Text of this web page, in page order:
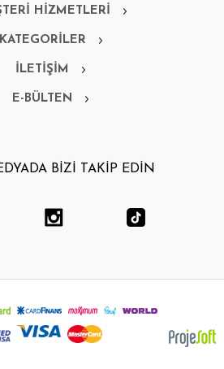
HİZMETLERİ
KATEGORİLER
İLETİŞİM
E-BÜLTEN
BİZİ TAKİP EDİN